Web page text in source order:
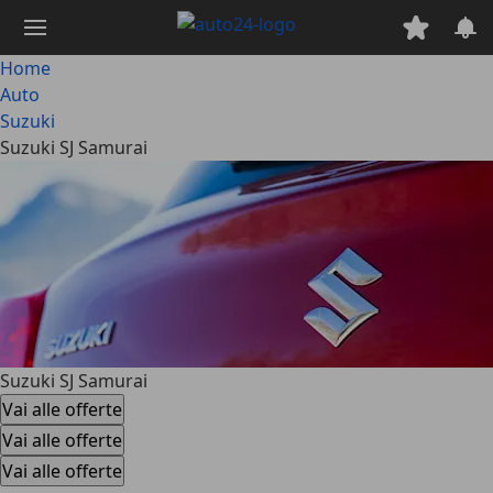
contenuto
principale
Home
Auto
Suzuki
Suzuki SJ Samurai
Suzuki SJ Samurai
Vai alle offerte
Vai alle offerte
Vai alle offerte